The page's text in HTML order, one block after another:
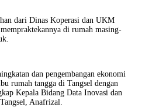
dari Dinas Koperasi dan UKM
di rumah masing-
dan pengembangan ekonomi
rumah tangga di Tangsel dengan
Kepala Bidang Data Inovasi dan
Anafrizal.